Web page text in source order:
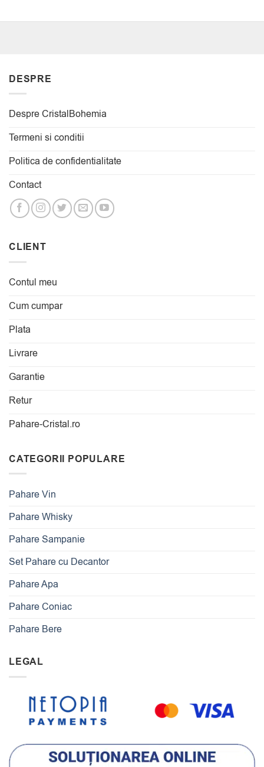
DESPRE
Despre CristalBohemia
Termeni si conditii
Politica de confidentialitate
Contact
CLIENT
Contul meu
Cum cumpar
Plata
Livrare
Garantie
Retur
Pahare-Cristal.ro
CATEGORII POPULARE
Pahare Vin
Pahare Whisky
Pahare Sampanie
Set Pahare cu Decantor
Pahare Apa
Pahare Coniac
Pahare Bere
LEGAL